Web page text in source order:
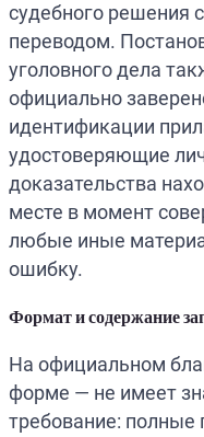
судебного решения
переводом.
уголовного дела
официально
идентификации
удостоверяющие
доказательства
месте в момент
любые иные
ошибку.
Формат и содержание
На официальном
форме — не имеет
требование: